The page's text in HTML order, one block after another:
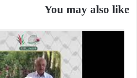
You may also like